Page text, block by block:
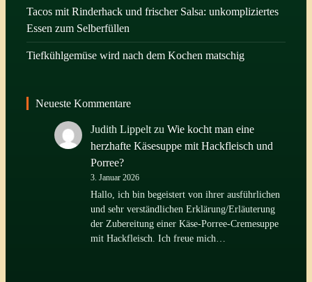
Tacos mit Rinderhack und frischer Salsa: unkompliziertes
Essen zum Selberfüllen
Tiefkühlgemüse wird nach dem Kochen matschig
Neueste Kommentare
Judith Lippelt zu Wie kocht man eine
herzhafte Käsesuppe mit Hackfleisch und
Porree?
3. Januar 2026
Hallo, ich bin begeistert von ihrer ausführlichen
und sehr verständlichen Erklärung/Erläuterung
der Zubereitung einer Käse-Porree-Cremesuppe
mit Hackfleisch. Ich freue mich…